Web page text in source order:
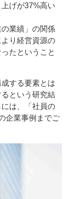
げが37%高い
業績」の関係
り経営資源の
たということ
する要素とは
という研究結
は、「社員の
企業事例までご